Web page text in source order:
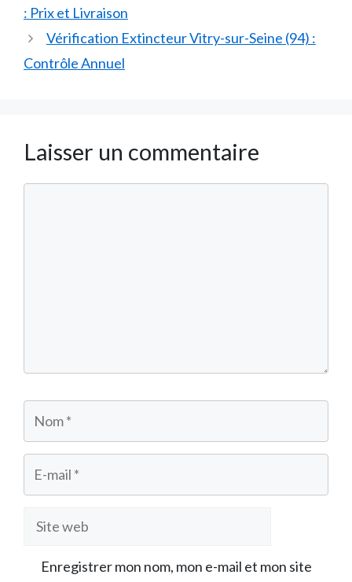
: Prix et Livraison
Vérification Extincteur Vitry-sur-Seine (94) :
Contrôle Annuel
Laisser un commentaire
Nom
E-
mail
Site
Enregistrer mon nom, mon e-mail et mon site